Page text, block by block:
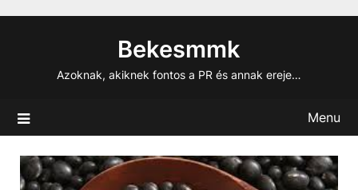
Bekesmmk
Azoknak, akiknek fontos a PR és annak ereje…
Menu